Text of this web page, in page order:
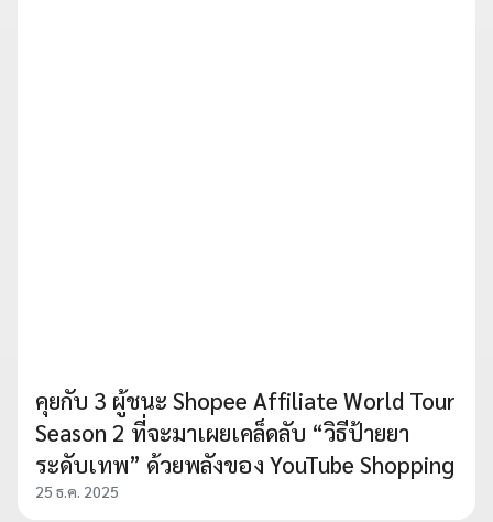
คุยกับ 3 ผู้ชนะ Shopee Affiliate World Tour
Season 2 ที่จะมาเผยเคล็ดลับ “วิธีป้ายยา
ระดับเทพ” ด้วยพลังของ YouTube Shopping
25 ธ.ค. 2025